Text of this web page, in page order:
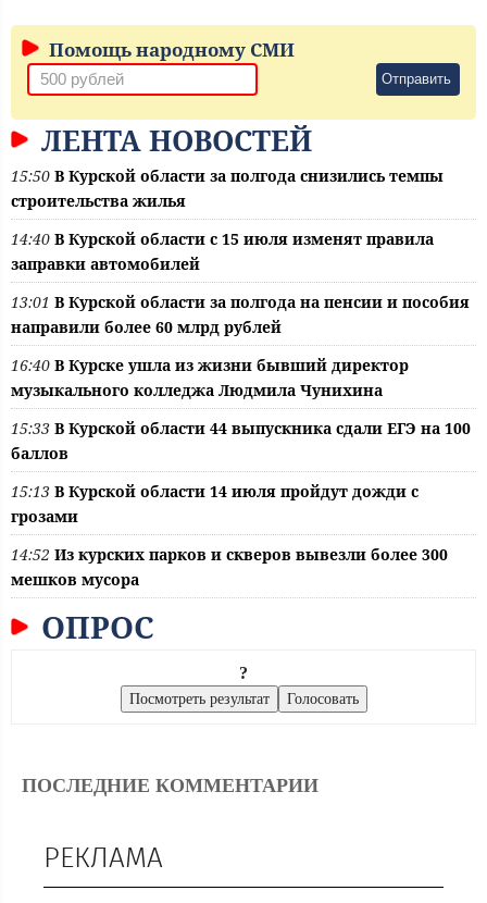
Помощь народному СМИ
Отправить
ЛЕНТА НОВОСТЕЙ
15:50 В Курской области за полгода снизились темпы
строительства жилья
14:40 В Курской области с 15 июля изменят правила
заправки автомобилей
13:01 В Курской области за полгода на пенсии и пособия
направили более 60 млрд рублей
16:40 В Курске ушла из жизни бывший директор
музыкального колледжа Людмила Чунихина
15:33 В Курской области 44 выпускника сдали ЕГЭ на 100
баллов
15:13 В Курской области 14 июля пройдут дожди с
грозами
14:52 Из курских парков и скверов вывезли более 300
мешков мусора
ОПРОС
?
ПОСЛЕДНИЕ КОММЕНТАРИИ
РЕКЛАМА